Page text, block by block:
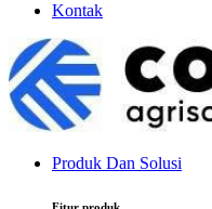
Kontak
Produk Dan Solusi